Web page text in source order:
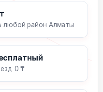
любой район Алматы
0 ₸